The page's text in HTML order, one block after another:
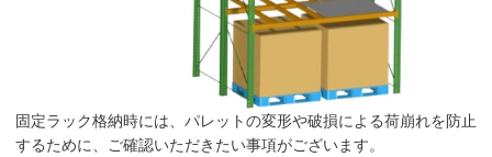
固定ラック格納時には、パレットの変形や破損による荷崩れを防止
するために、ご確認いただきたい事項がございます。